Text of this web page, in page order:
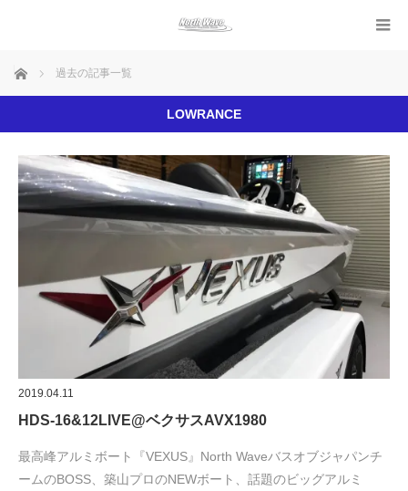
ホーム 過去の記事一覧
LOWRANCE
2019.04.11
HDS-16&12LIVE@ベクサスAVX1980
最高峰アルミボート『VEXUS』North Waveバスオブジャパンチ
ームのBOSS、築山プロのNEWボート、話題のビッグアルミ